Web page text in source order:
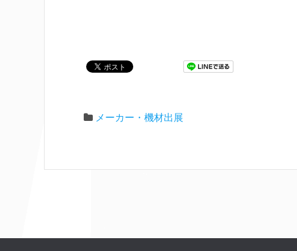
メーカー・機材出展